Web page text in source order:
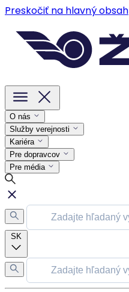
Preskočiť na hlavný obsah
O nás
Služby verejnosti
Kariéra
Pre dopravcov
Pre média
SK